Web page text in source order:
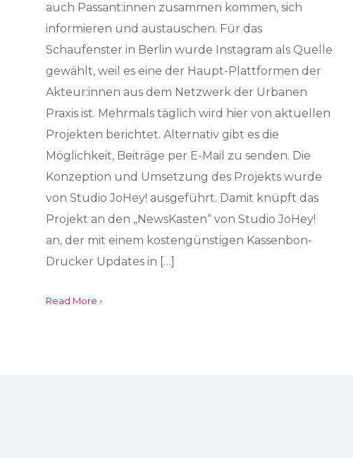
auch Passant:innen zusammen kommen, sich
informieren und austauschen. Für das
Schaufenster in Berlin wurde Instagram als Quelle
gewählt, weil es eine der Haupt-Plattformen der
Akteur:innen aus dem Netzwerk der Urbanen
Praxis ist. Mehrmals täglich wird hier von aktuellen
Projekten berichtet. Alternativ gibt es die
Möglichkeit, Beiträge per E-Mail zu senden. Die
Konzeption und Umsetzung des Projekts wurde
von Studio JoHey! ausgeführt. Damit knüpft das
Projekt an den „NewsKasten“ von Studio JoHey!
an, der mit einem kostengünstigen Kassenbon-
Drucker Updates in […]
Read More ›